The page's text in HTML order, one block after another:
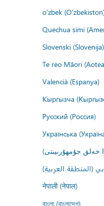
o'zbek
Quechua simi
Slovenski (Slovenija)
Te reo Māori
Valencià (Espanya)
Кыргызча
Русский (Россия)
Українська
خەلق جۇمھۇرىيىتى)
(المنطقة العربية)
नेपाली (नेपाल)
বাংলা (বাংলাদেশ)